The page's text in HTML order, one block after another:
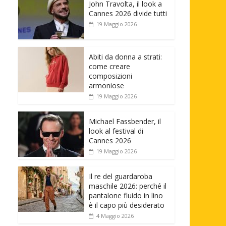
John Travolta, il look a
Cannes 2026 divide tutti
19 Maggio 2026
Abiti da donna a strati:
come creare
composizioni
armoniose
19 Maggio 2026
Michael Fassbender, il
look al festival di
Cannes 2026
19 Maggio 2026
Il re del guardaroba
maschile 2026: perché il
pantalone fluido in lino
è il capo più desiderato
4 Maggio 2026